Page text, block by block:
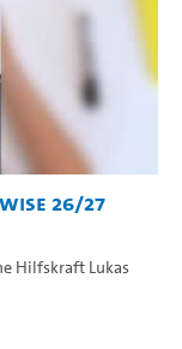
WiSe 26/27
Hilfskraft Lukas